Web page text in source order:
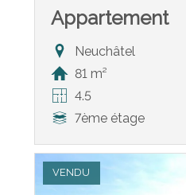
Appartement
Neuchâtel
81 m²
4.5
7ème étage
VENDU